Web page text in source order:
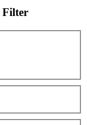
Filter